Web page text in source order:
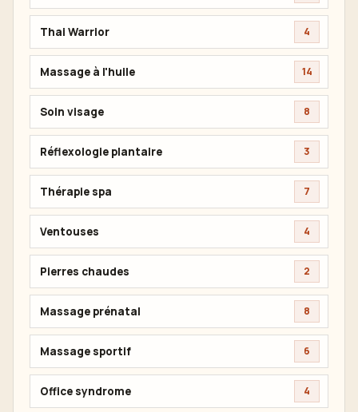
Thai Warrior 4
Massage à l'huile 14
Soin visage 8
Réflexologie plantaire 3
Thérapie spa 7
Ventouses 4
Pierres chaudes 2
Massage prénatal 8
Massage sportif 6
Office syndrome 4